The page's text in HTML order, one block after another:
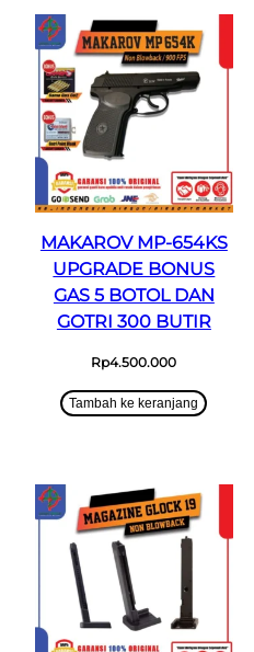
MAKAROV MP-654KS
UPGRADE BONUS
GAS 5 BOTOL DAN
GOTRI 300 BUTIR
Rp4.500.000
Tambah ke keranjang